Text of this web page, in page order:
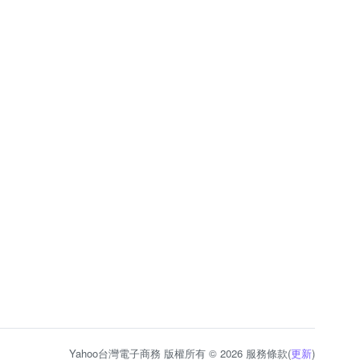
Yahoo台灣電子商務 版權所有 © 2026 服務條款(更新)